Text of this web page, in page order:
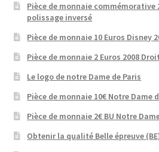
Pièce de monnaie commémorative
polissage inversé
Pièce de monnaie 10 Euros Disney
Pièce de monnaie 2 Euros 2008
Le logo de notre Dame de Paris
Pièce de monnaie 10€ Notre Dame
Pièce de monnaie 2€ BU Notre
Obtenir la qualité Belle épreuve